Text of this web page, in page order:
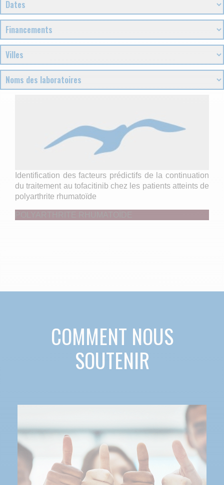
Identification des facteurs prédictifs de la continuation
du traitement au tofacitinib chez les patients atteints de
polyarthrite rhumatoïde
COMMENT NOUS
SOUTENIR